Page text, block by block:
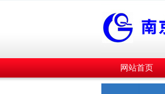
网站首页